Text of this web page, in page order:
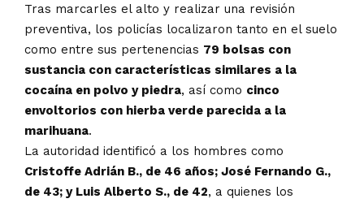
Tras marcarles el alto y realizar una revisión
preventiva, los policías localizaron tanto en el suelo
como entre sus pertenencias 79 bolsas con
sustancia con características similares a la
cocaína en polvo y piedra, así como cinco
envoltorios con hierba verde parecida a la
marihuana.
La autoridad identificó a los hombres como
Cristoffe Adrián B., de 46 años; José Fernando G.,
de 43; y Luis Alberto S., de 42, a quienes los